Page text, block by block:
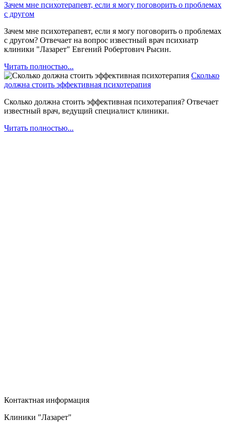
Зачем мне психотерапевт, если я могу поговорить о проблемах
с другом
Зачем мне психотерапевт, если я могу поговорить о проблемах
с другом? Отвечает на вопрос известный врач психиатр
клиники "Лазарет" Евгений Робертович Рысин.
Читать полностью...
Сколько
должна стоить эффективная психотерапия
Сколько должна стоить эффективная психотерапия? Отвечает
известный врач, ведущий специалист клиники.
Читать полностью...
Контактная информация
Клиники "Лазарет"